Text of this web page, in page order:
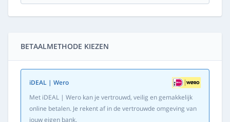
BETAALMETHODE KIEZEN
iDEAL | Wero
Met iDEAL | Wero kan je vertrouwd, veilig en gemakkelijk
online betalen. Je rekent af in de vertrouwde omgeving van
jouw eigen bank.